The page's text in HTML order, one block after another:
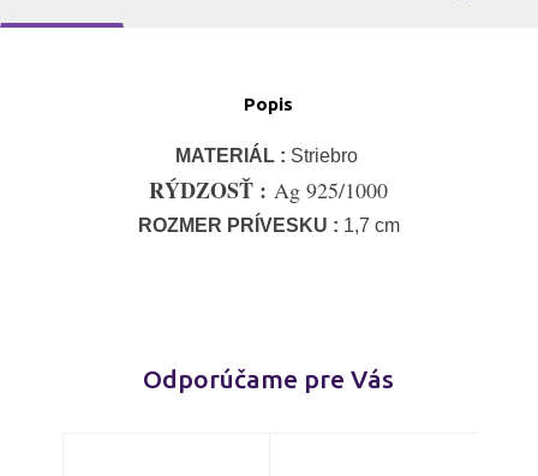
Popis
MATERIÁL : Striebro
RÝDZOSŤ :Ag 925/1000
ROZMER PRÍVESKU : 1,7 cm
Odporúčame pre Vás